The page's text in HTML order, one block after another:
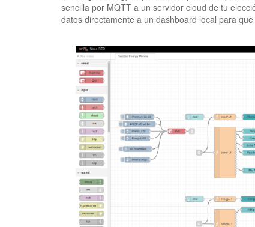
sencilla por MQTT a un servidor cloud de tu
datos directamente a un dashboard local para